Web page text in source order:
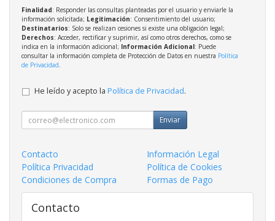
Finalidad: Responder las consultas planteadas por el usuario y enviarle la
información solicitada; Legitimación: Consentimiento del usuario;
Destinatarios: Solo se realizan cesiones si existe una obligación legal;
Derechos: Acceder, rectificar y suprimir, así como otros derechos, como se
indica en la información adicional; Información Adicional: Puede
consultar la información completa de Protección de Datos en nuestra Política
de Privacidad.
He leído y acepto la Política de Privacidad.
Enviar
Contacto
Información Legal
Política Privacidad
Política de Cookies
Condiciones de Compra
Formas de Pago
Contacto